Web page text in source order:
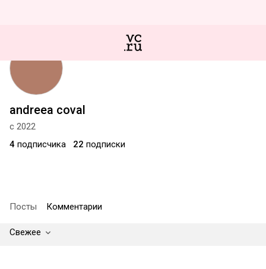
andreea coval
с 2022
4 подписчика 22 подписки
Посты Комментарии
Свежее